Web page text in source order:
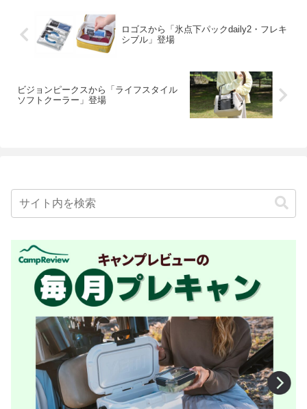
ロゴスから「氷点下パックdaily2・フレキ
シブル」登場
ビジョンピークスから「ライフスタイル
ソフトクーラー」登場